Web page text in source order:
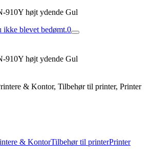
910Y højt ydende Gul
ikke blevet bedømt.0
910Y højt ydende Gul
& Kontor, Tilbehør til printer, Printer
& KontorTilbehør til printerPrinter